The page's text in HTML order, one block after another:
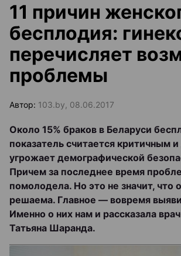
11 причин
бесплодия:
перечисляет
проблемы
Автор: 103.by, 08.06.2017
Около 15% браков в Беларуси
показатель считается критичным
угрожает демографической
Причем за последнее время
помолодела. Но это не значит, что
решаема. Главное — вовремя
Именно о них нам и рассказала
Татьяна Шаранда.